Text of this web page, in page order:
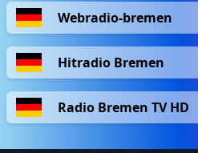
Webradio-bremen
Hitradio Bremen
Radio Bremen TV HD